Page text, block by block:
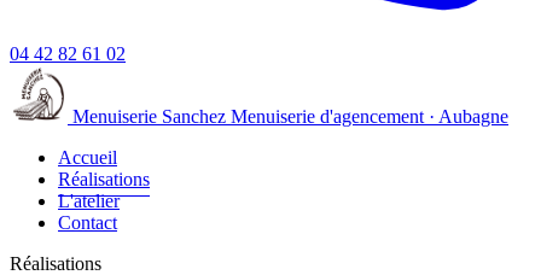
04 42 82 61 02
Menuiserie Sanchez Menuiserie d'agencement · Aubagne
Accueil
Réalisations
L'atelier
Contact
Réalisations